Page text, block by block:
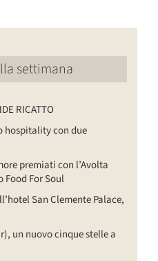
settimana
RICATTO
hospitality con due
premiati con l’Avolta
Food For Soul
San Clemente Palace,
un nuovo cinque stelle a